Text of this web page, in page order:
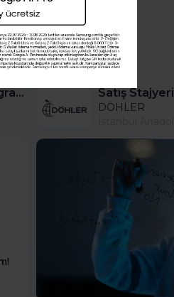
HSBC Virtualents Student Program bu sene de devam ediyor! Satış Stajyeri
DÖHLER